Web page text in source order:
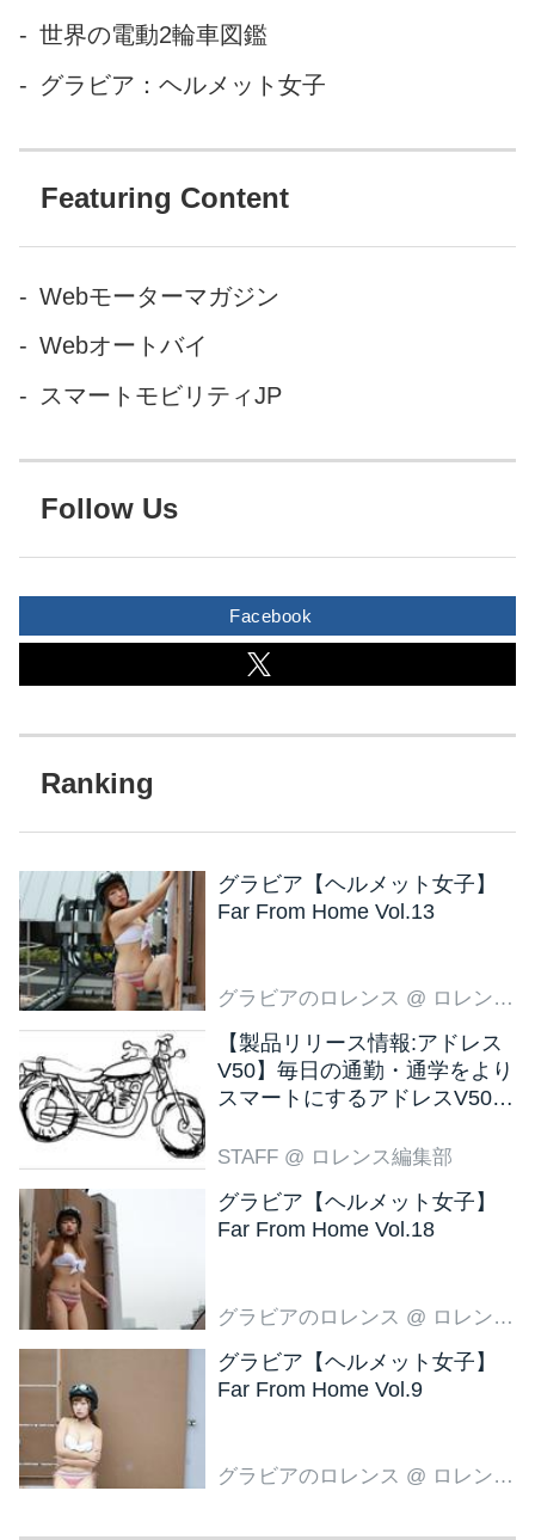
Motorcycle x Cars + α = Your
得意の、やや...
世界の電動2輪車図鑑
グラビア：ヘルメット女子
Featuring Content
Webモーターマガジン
Webオートバイ
スマートモビリティJP
Follow Us
Facebook
グラビア【ヘルメット女子】
Far From Home Vol.13
グラビアのロレンス @ ロレンス編集部
【製品リリース情報:アドレス
V50】毎日の通勤・通学をより
スマートにするアドレスV50
STAFF @ ロレンス編集部
グラビア【ヘルメット女子】
Far From Home Vol.18
グラビアのロレンス @ ロレンス編集部
グラビア【ヘルメット女子】
Far From Home Vol.9
グラビアのロレンス @ ロレンス編集部